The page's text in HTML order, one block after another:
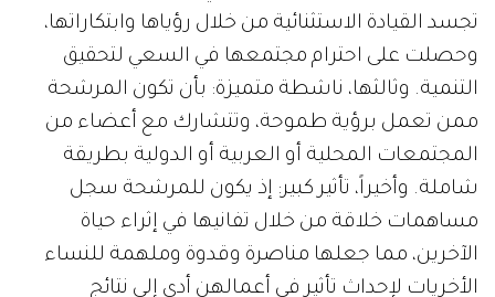
تجسد القيادة الاستثنائية من خلال رؤياها وابتكاراتها،
وحصلت على احترام مجتمعها في السعي لتحقيق
التنمية. وثالثها، ناشطة متميزة: بأن تكون المرشحة
ممن تعمل برؤية طموحة، وتتشارك مع أعضاء من
المجتمعات المحلية أو العربية أو الدولية بطريقة
شاملة. وأخيراً، تأثير كبير: إذ يكون للمرشحة سجل
مساهمات خلاقة من خلال تفانيها في إثراء حياة
الآخرين، مما جعلها مناصرة وقدوة وملهمة للنساء
الأخريات لإحداث تأثير في أعمالهن أدى إلى نتائج